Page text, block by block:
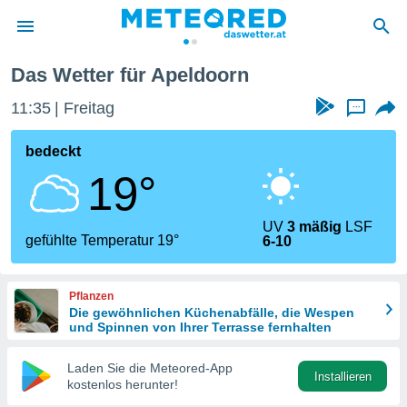
wurde
dass
sind.
diese
Das Wetter für Apeldoorn
11:35 Freitag ...
bedeckt
19°
gefühlte Temperatur 19°
UV3 mäßig LSF
6-10
Pflanzen
Die gewöhnlichen Küchenabfälle, die Wespen
und Spinnen von Ihrer Terrasse fernhalten
Laden Sie die Meteored-App
kostenlos herunter!
Installieren